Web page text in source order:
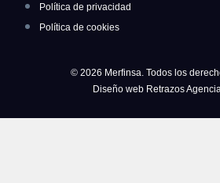
Política de privacidad
Política de cookies
© 2026 Merfinsa. Todos los
Diseño web Retrazos